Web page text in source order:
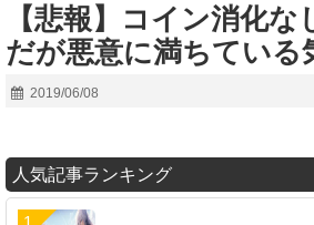
【悲報】コイン消化
だが悪意に満ちてい
2019/06/08
人気記事ランキング